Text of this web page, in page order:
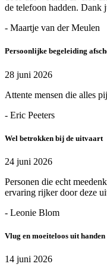
de telefoon hadden.
- Maartje van der Meulen
Persoonlijke begeleiding
28 juni 2026
Attente mensen die alles
- Eric Peeters
Wel betrokken bij de uitvaart
24 juni 2026
Personen die echt
ervaring rijker door deze
- Leonie Blom
Vlug en moeiteloos uit
14 juni 2026